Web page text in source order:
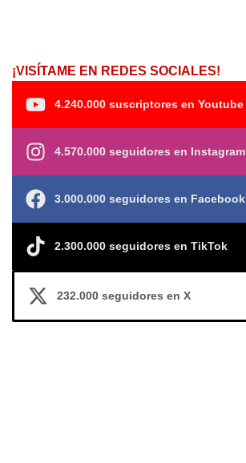
¡VISÍTAME EN REDES SOCIALES!
4.240.000 suscriptores en Youtube
4.570.000 seguidores en Instagram
3.000.000 seguidores en Facebook
2.300.000 seguidores en TikTok
232.000 seguidores en X